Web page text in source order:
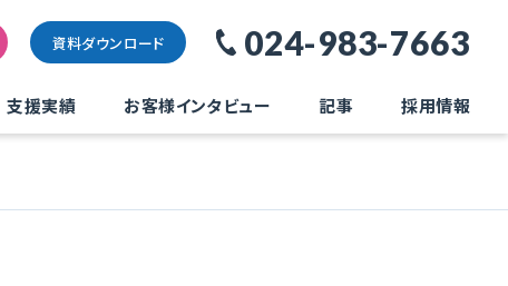
資料ダウンロード 024-983-7663
支援実績 お客様インタビュー 記事 採用情報